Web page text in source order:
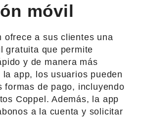
móvil
ofrece a sus clientes una
gratuita que permite
y de manera más
app, los usuarios pueden
formas de pago, incluyendo
Coppel. Además, la app
a la cuenta y solicitar